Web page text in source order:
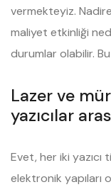
vermekteyiz.
maliyet etkinliği
durumlar olabilir.
Lazer ve
yazıcılar
Evet, her iki
elektronik yapıları